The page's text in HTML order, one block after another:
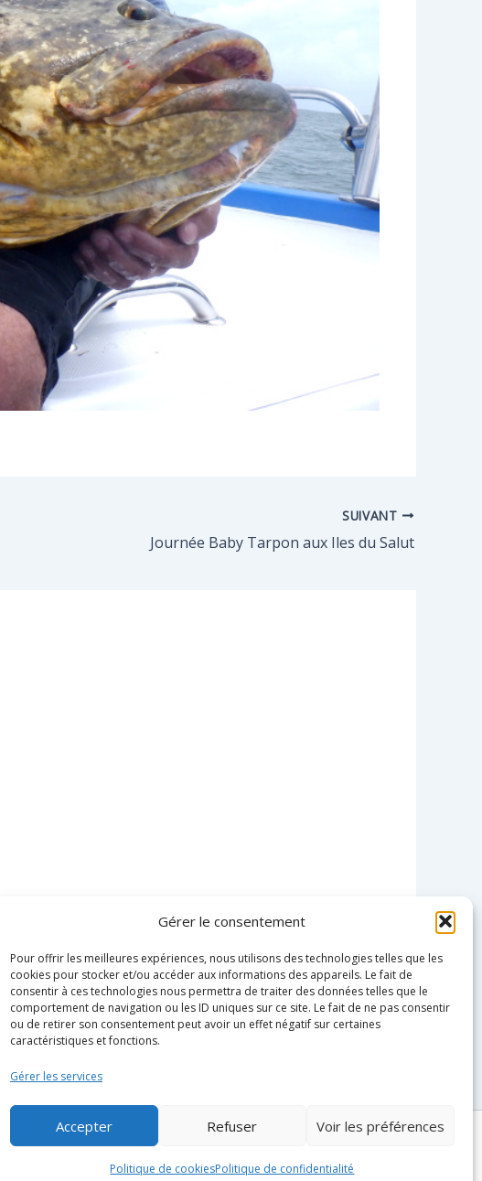
Gérer le consentement
Pour offrir les meilleures expériences, nous utilisons des technologies telles que les
cookies pour stocker et/ou accéder aux informations des appareils. Le fait de
consentir à ces technologies nous permettra de traiter des données telles que le
comportement de navigation ou les ID uniques sur ce site. Le fait de ne pas consentir
ou de retirer son consentement peut avoir un effet négatif sur certaines
caractéristiques et fonctions.
Gérer les services
Accepter Refuser Voir les préférences
Politique de cookiesPolitique de confidentialité
SUIVANT
Journée Baby Tarpon aux Iles du Salut